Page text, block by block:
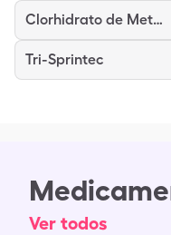
Clorhidrato de Metoclopramida
Tri-Sprintec
Ver todos